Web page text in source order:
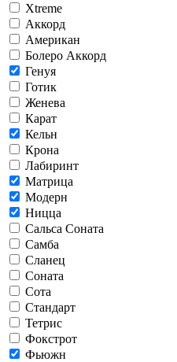
Xtreme
Аккорд
Американ
Болеро Аккорд
Генуя
Готик
Женева
Карат
Кельн
Крона
Лабиринт
Матрица
Модерн
Ницца
Сальса Соната
Самба
Сланец
Соната
Сота
Стандарт
Тетрис
Фокстрот
Фьюжн